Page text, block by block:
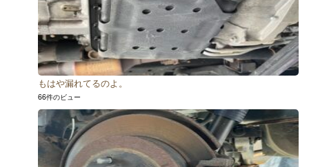
もはや漏れてるのよ。
66件のビュー